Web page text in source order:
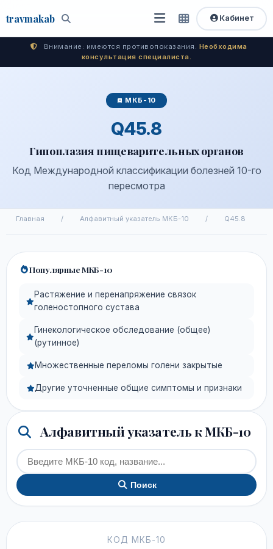
travmakab Поиск
Открыть
меню
Быстрый
доступ
Кабинет
Внимание: имеются противопоказания. Необходима
консультация специалиста.
МКБ-10
Q45.8
Гипоплазия пищеварительных органов
Код Международной классификации болезней 10-го
пересмотра
Главная / Алфавитный указатель МКБ-10 / Q45.8
Популярные МКБ-10
Растяжение и перенапряжение связок
голеностопного сустава
Гинекологическое обследование (общее)
(рутинное)
Множественные переломы голени закрытые
Другие уточненные общие симптомы и признаки
Алфавитный указатель к МКБ-10
Поиск
КОД МКБ-10